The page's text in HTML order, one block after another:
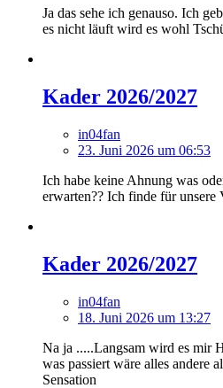
Ja das sehe ich genauso. Ich
es nicht läuft wird es wohl
Kader 2026/2027
in04fan
23. Juni 2026 um 06:53
Ich habe keine Ahnung was
erwarten?? Ich finde für unsere
Kader 2026/2027
in04fan
18. Juni 2026 um 13:27
Na ja .....Langsam wird es mir
was passiert wäre alles andere
Sensation